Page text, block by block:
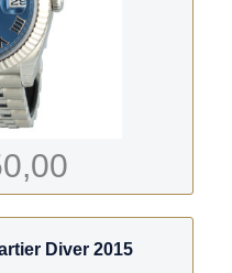
Diver 2015